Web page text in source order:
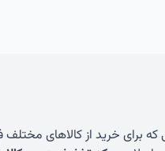
برای خرید از کالاهای مختلف